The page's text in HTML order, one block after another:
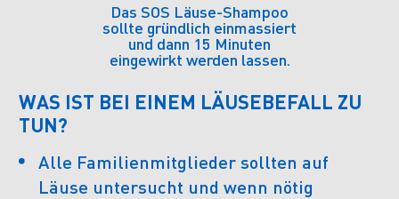
Das SOS Läuse-Shampoo
sollte gründlich einmassiert
und dann 15 Minuten
eingewirkt werden lassen.
WAS IST BEI EINEM LÄUSEBEFALL ZU
TUN?
Alle Familienmitglieder sollten auf
Läuse untersucht und wenn nötig